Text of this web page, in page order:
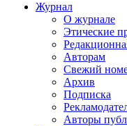
Журнал
О журнале
Этические
Авторам
Свежий
Архив
Подписка
Авторы